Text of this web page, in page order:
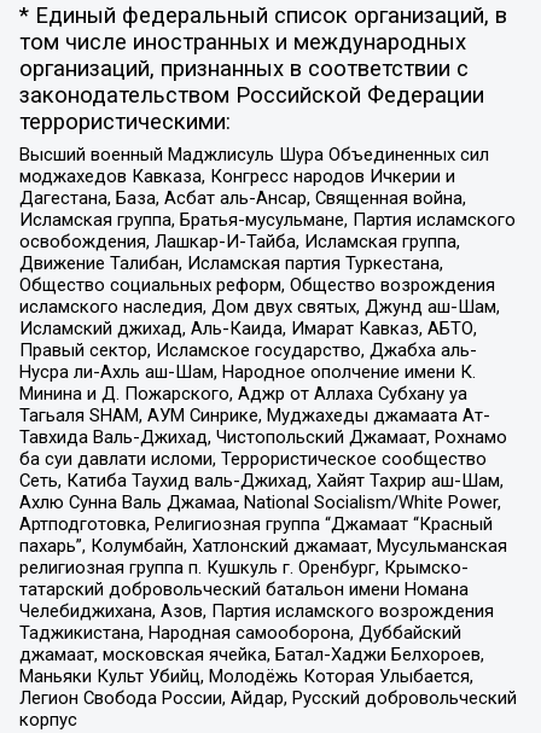
* Единый федеральный список организаций, в
том числе иностранных и международных
организаций, признанных в соответствии с
законодательством Российской Федерации
террористическими:
Высший военный Маджлисуль Шура Объединенных сил
моджахедов Кавказа, Конгресс народов Ичкерии и
Дагестана, База, Асбат аль-Ансар, Священная война,
Исламская группа, Братья-мусульмане, Партия исламского
освобождения, Лашкар-И-Тайба, Исламская группа,
Движение Талибан, Исламская партия Туркестана,
Общество социальных реформ, Общество возрождения
исламского наследия, Дом двух святых, Джунд аш-Шам,
Исламский джихад, Аль-Каида, Имарат Кавказ, АБТО,
Правый сектор, Исламское государство, Джабха аль-
Нусра ли-Ахль аш-Шам, Народное ополчение имени К.
Минина и Д. Пожарского, Аджр от Аллаха Субхану уа
Тагьаля SHAM, АУМ Синрике, Муджахеды джамаата Ат-
Тавхида Валь-Джихад, Чистопольский Джамаат, Рохнамо
ба суи давлати исломи, Террористическое сообщество
Сеть, Катиба Таухид валь-Джихад, Хайят Тахрир аш-Шам,
Ахлю Сунна Валь Джамаа, National Socialism/White Power,
Артподготовка, Религиозная группа “Джамаат “Красный
пахарь”, Колумбайн, Хатлонский джамаат, Мусульманская
религиозная группа п. Кушкуль г. Оренбург, Крымско-
татарский добровольческий батальон имени Номана
Челебиджихана, Азов, Партия исламского возрождения
Таджикистана, Народная самооборона, Дуббайский
джамаат, московская ячейка, Батал-Хаджи Белхороев,
Маньяки Культ Убийц, Молодёжь Которая Улыбается,
Легион Свобода России, Айдар, Русский добровольческий
корпус